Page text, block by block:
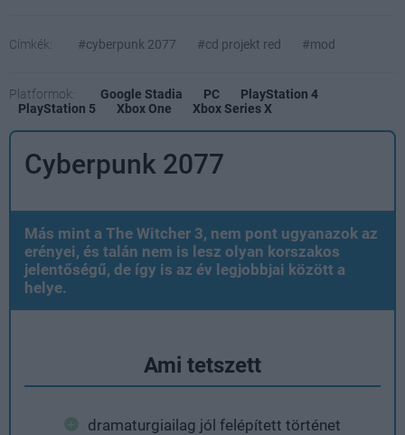
Címkék: #cyberpunk 2077 #cd projekt red #mod
Platformok: Google Stadia PC
PlayStation 4
PlayStation 5
Xbox One Xbox Series X
Cyberpunk 2077
Más mint a The Witcher 3, nem pont ugyanazok az
erényei, és talán nem is lesz olyan korszakos
jelentőségű, de így is az év legjobbjai között a
helye.
Ami tetszett
dramaturgiailag jól felépített történet